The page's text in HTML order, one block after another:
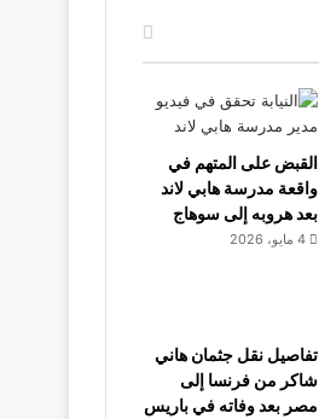
القبض على المتهم في
واقعة مدرسة هابي لاند
بعد هروبه إلى سوهاج
4 مايو، 2026
تفاصيل نقل جثمان هاني
شاكر من فرنسا إلى
مصر بعد وفاته في باريس